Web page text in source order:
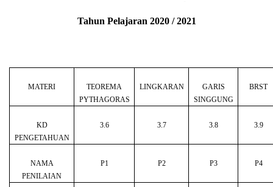
Tahun Pelajaran 2020 / 2021
MATERI
TEOREMA
PYTHAGORAS
LINGKARAN
GARIS
SINGGUNG
BRST
KD
PENGETAHUAN
3.6 3.7 3.8 3.9
NAMA
PENILAIAN
P1 P2 P3 P4